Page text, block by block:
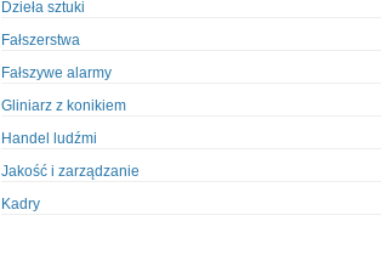
Dzieła sztuki
Fałszerstwa
Fałszywe alarmy
Gliniarz z konikiem
Handel ludźmi
Jakość i zarządzanie
Kadry